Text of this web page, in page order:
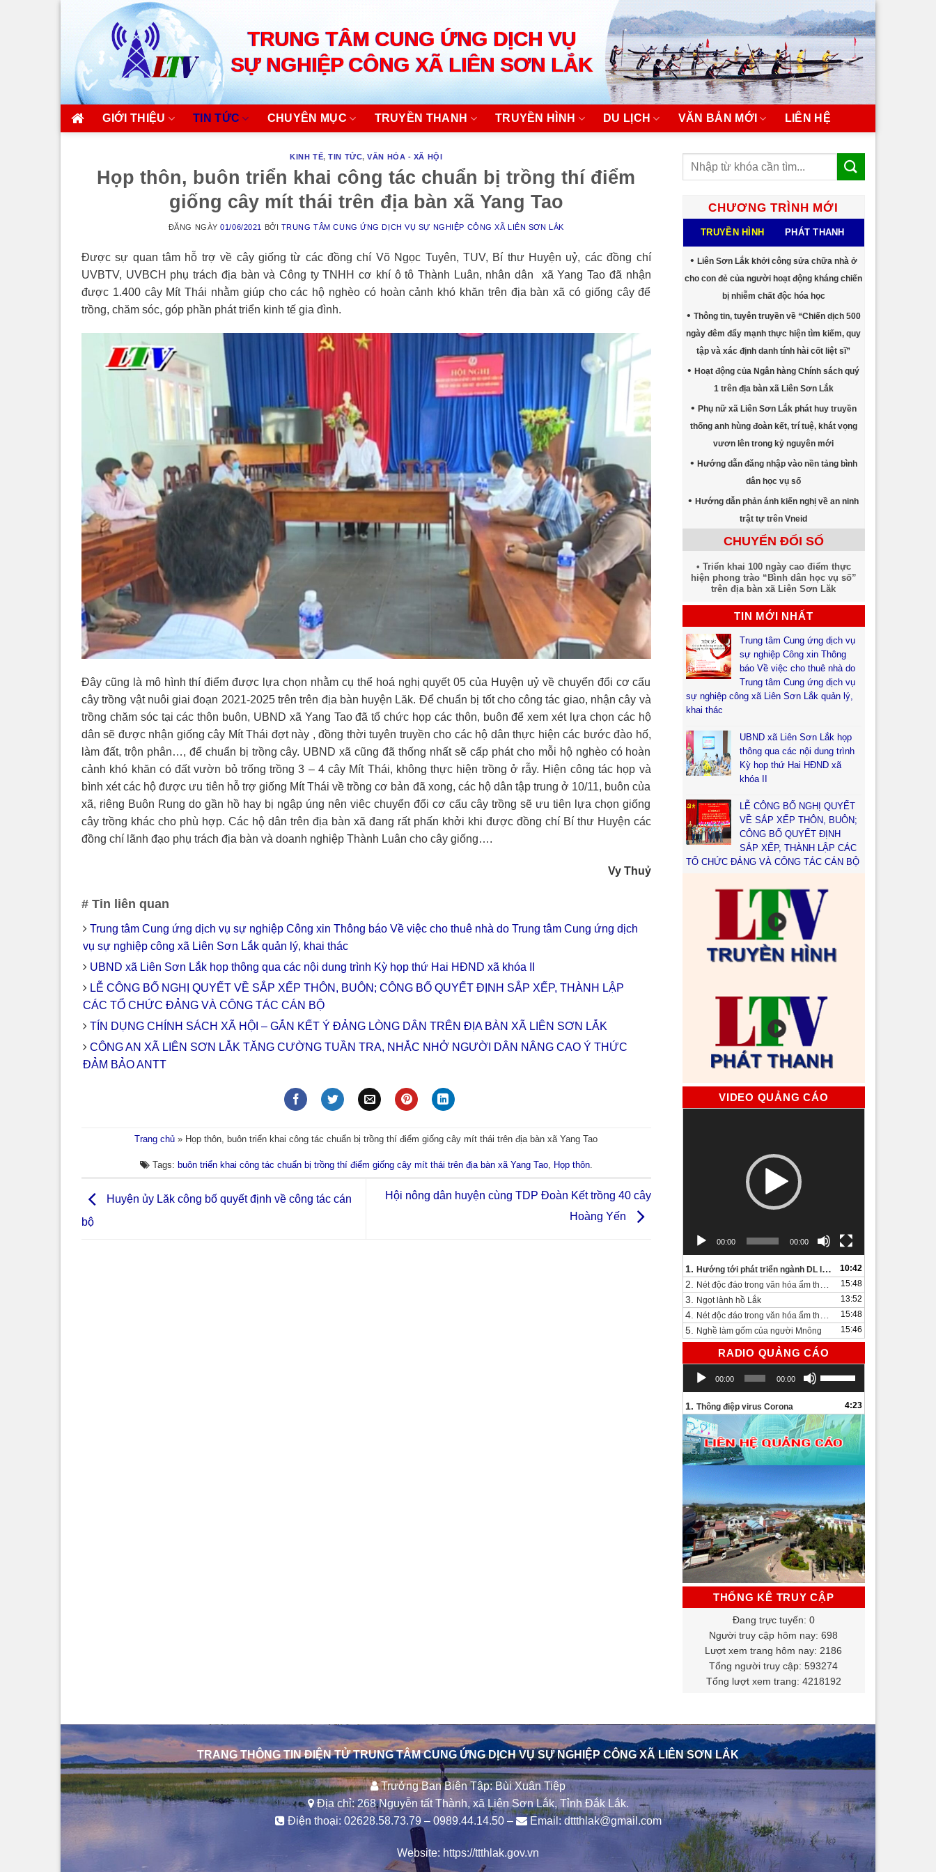
content
TRUNG TÂM CUNG ỨNG DỊCH VỤ
SỰ NGHIỆP CÔNG XÃ LIÊN SƠN LẮK
GIỚI THIỆU TIN TỨC CHUYÊN MỤC TRUYỀN THANH TRUYỀN HÌNH DU LỊCH VĂN BẢN MỚI LIÊN HỆ
KINH TẾ,TIN TỨC,VĂN HÓA - XÃ HỘI
Họp thôn, buôn triển khai công tác chuẩn bị trồng thí điểm
giống cây mít thái trên địa bàn xã Yang Tao
ĐĂNG NGÀY01/06/2021 BỞI TRUNG TÂM CUNG ỨNG DỊCH VỤ SỰ NGHIỆP CÔNG XÃ LIÊN SƠN LẮK
Được sự quan tâm hỗ trợ về cây giống từ các đồng chí Võ Ngọc Tuyên, TUV, Bí thư Huyện uỷ, các đồng chí
UVBTV, UVBCH phụ trách địa bàn và Công ty TNHH cơ khí ô tô Thành Luân, nhân dân xã Yang Tao đã nhận
được 1.400 cây Mít Thái nhằm giúp cho các hộ nghèo có hoàn cảnh khó khăn trên địa bàn xã có giống cây để
trồng, chăm sóc, góp phần phát triển kinh tế gia đình.
Đây cũng là mô hình thí điểm được lựa chọn nhằm cụ thể hoá nghị quyết 05 của Huyện uỷ về chuyển đổi cơ cấu
cây trồng vật nuôi giai đoạn 2021-2025 trên trên địa bàn huyện Lăk. Để chuẩn bị tốt cho công tác giao, nhận cây và
trồng chăm sóc tại các thôn buôn, UBND xã Yang Tao đã tổ chức họp các thôn, buôn để xem xét lựa chọn các hộ
dân sẽ được nhận giống cây Mít Thái đợt này , đồng thời tuyên truyền cho các hộ dân thực hiện các bước đào hố,
làm đất, trộn phân…, để chuẩn bị trồng cây. UBND xã cũng đã thống nhất sẽ cấp phát cho mỗi hộ nghèo có hoàn
cảnh khó khăn có đất vườn bỏ trống trồng 3 – 4 cây Mít Thái, không thực hiện trồng ở rẫy. Hiện công tác họp và
bình xét các hộ được ưu tiên hỗ trợ giống Mít Thái về trồng cơ bản đã xong, các hộ dân tập trung ở 10/11, buôn của
xã, riêng Buôn Rung do gần hồ hay bị ngập úng nên viêc chuyển đổi cơ cấu cây trồng sẽ ưu tiên lựa chọn giống
cây trồng khác cho phù hợp. Các hộ dân trên địa bàn xã đang rất phấn khởi khi được đồng chí Bí thư Huyện các
đồng chí lãnh đạo phụ trách địa bàn và doanh nghiệp Thành Luân cho cây giống….
Vy Thuỷ
# Tin liên quan
Trung tâm Cung ứng dịch vụ sự nghiệp Công xin Thông báo Về việc cho thuê nhà do Trung tâm Cung ứng dịch
vụ sự nghiệp công xã Liên Sơn Lắk quản lý, khai thác
UBND xã Liên Sơn Lắk họp thông qua các nội dung trình Kỳ họp thứ Hai HĐND xã khóa II
LỄ CÔNG BỐ NGHỊ QUYẾT VỀ SẮP XẾP THÔN, BUÔN; CÔNG BỐ QUYẾT ĐỊNH SẮP XẾP, THÀNH LẬP
CÁC TỔ CHỨC ĐẢNG VÀ CÔNG TÁC CÁN BỘ
TÍN DỤNG CHÍNH SÁCH XÃ HỘI – GẮN KẾT Ý ĐẢNG LÒNG DÂN TRÊN ĐỊA BÀN XÃ LIÊN SƠN LẮK
CÔNG AN XÃ LIÊN SƠN LẮK TĂNG CƯỜNG TUẦN TRA, NHẮC NHỞ NGƯỜI DÂN NÂNG CAO Ý THỨC
ĐẢM BẢO ANTT
Trang chủ » Họp thôn, buôn triển khai công tác chuẩn bị trồng thí điểm giống cây mít thái trên địa bàn xã Yang Tao
Tags: buôn triển khai công tác chuẩn bị trồng thí điểm giống cây mít thái trên địa bàn xã Yang Tao, Họp thôn.
Huyện ủy Lăk công bố quyết định về công tác cán
bộ
Hội nông dân huyện cùng TDP Đoàn Kết trồng 40 cây
Hoàng Yến
CHƯƠNG TRÌNH MỚI
TRUYỀN HÌNH PHÁT THANH
Liên Sơn Lắk khởi công sửa chữa nhà ở
cho con đẻ của người hoạt động kháng chiến
bị nhiễm chất độc hóa học
Thông tin, tuyên truyền về “Chiến dịch 500
ngày đêm đẩy mạnh thực hiện tìm kiếm, quy
tập và xác định danh tính hài cốt liệt sĩ”
Hoạt động của Ngân hàng Chính sách quý
1 trên địa bàn xã Liên Sơn Lắk
Phụ nữ xã Liên Sơn Lắk phát huy truyền
thống anh hùng đoàn kết, trí tuệ, khát vọng
vươn lên trong kỷ nguyên mới
Hướng dẫn đăng nhập vào nền tảng bình
dân học vụ số
Hướng dẫn phản ánh kiến nghị về an ninh
trật tự trên Vneid
CHUYỂN ĐỔI SỐ
Triển khai 100 ngày cao điểm thực
hiện phong trào “Bình dân học vụ số”
trên địa bàn xã Liên Sơn Lăk
TIN MỚI NHẤT
Trung tâm Cung ứng dịch vụ
sự nghiệp Công xin Thông
báo Về việc cho thuê nhà do
Trung tâm Cung ứng dịch vụ
sự nghiệp công xã Liên Sơn Lắk quản lý,
khai thác
UBND xã Liên Sơn Lắk họp
thông qua các nội dung trình
Kỳ họp thứ Hai HĐND xã
khóa II
LỄ CÔNG BỐ NGHỊ QUYẾT
VỀ SẮP XẾP THÔN, BUÔN;
CÔNG BỐ QUYẾT ĐỊNH
SẮP XẾP, THÀNH LẬP CÁC
TỔ CHỨC ĐẢNG VÀ CÔNG TÁC CÁN BỘ
VIDEO QUẢNG CÁO
00:00 00:00
1. Hướng tới phát triển ngành DL lâu dài và bền vững 10:42
2. Nét độc đáo trong văn hóa ẩm thực bên bờ hồ Lắk. 15:48
3. Ngọt lành hồ Lắk 13:52
4. Nét độc đáo trong văn hóa ẩm thực bên bờ hồ Lắk 15:48
5. Nghề làm gốm của người Mnông 15:46
RADIO QUẢNG CÁO
Trình
chơi
00:00 00:00
phím
mũi
tên
Lên/Xuống
tăng
hoặc
giảm
âm
lượng.
1. Thông điệp virus Corona 4:23
THỐNG KÊ TRUY CẬP
Đang trực tuyến: 0
Người truy cập hôm nay: 698
Lượt xem trang hôm nay: 2186
Tổng người truy cập: 593274
Tổng lượt xem trang: 4218192
TRANG THÔNG TIN ĐIỆN TỬ TRUNG TÂM CUNG ỨNG DỊCH VỤ SỰ NGHIỆP CÔNG XÃ LIÊN SƠN LẮK
Trưởng Ban Biên Tập: Bùi Xuân Tiệp
Địa chỉ: 268 Nguyễn tất Thành, xã Liên Sơn Lắk, Tỉnh Đắk Lắk.
Điện thoại: 02628.58.73.79– 0989.44.14.50– Email:dttthlak@gmail.com
Website: https://ttthlak.gov.vn